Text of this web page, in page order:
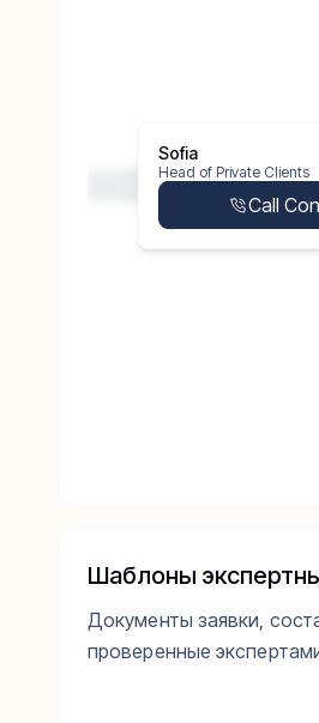
Sofia
Head of Private Clients
Call
Шаблоны
Документы заявки,
проверенные